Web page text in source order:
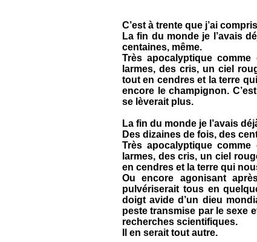
C’est à trente que j’ai
La fin du monde je l’avais
centaines, même.
Très apocalyptique
larmes, des cris, un ciel
tout en cendres et la terre
encore le champignon.
se lèverait plus.
La fin du monde je l’avais
Des dizaines de fois, des
Très apocalyptique
larmes, des cris, un ciel
en cendres et la terre qui
Ou encore agonisant
pulvériserait tous en
doigt avide d’un dieu
peste transmise par le sexe
recherches scientifiques.
Il en serait tout autre.